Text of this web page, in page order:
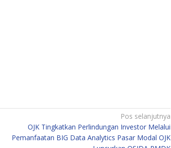
Pos selanjutnya
OJK Tingkatkan Perlindungan Investor Melalui
Pemanfaatan BIG Data Analytics Pasar Modal OJK